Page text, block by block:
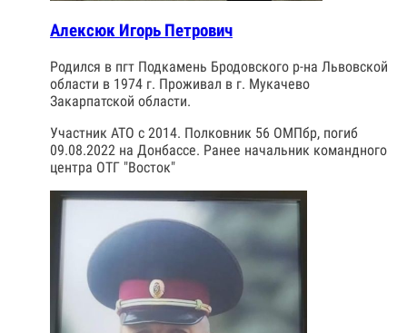
Алексюк Игорь Петрович
Родился в пгт Подкамень Бродовского р-на Львовской
области в 1974 г. Проживал в г. Мукачево
Закарпатской области.
Участник АТО с 2014. Полковник 56 ОМПбр, погиб
09.08.2022 на Донбассе. Ранее начальник командного
центра ОТГ "Восток"